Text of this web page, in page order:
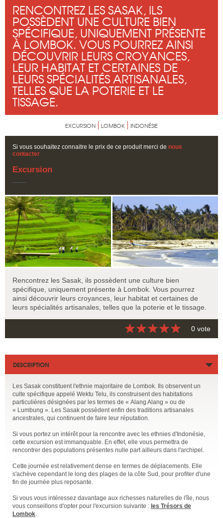
RENCONTREZ LES SASAK, ILS
POSSÈDENT UNE CULTURE BIEN
SPÉCIFIQUE, UNIQUEMENT PRÉSENTE
À LOMBOK. VOUS POURREZ AINSI
DÉCOUVRIR LEURS CROYANCES,
LEUR HABITAT ET CERTAINES DE
LEURS SPÉCIALITÉS ARTISANALES,
TELLES QUE LA POTERIE ET LE
TISSAGE.
EXCURSION LOMBOK INDONÉSIE
Si vous souhaitez connaitre le prix de ce produit merci de nous
contacter
Excursion
Rencontrez les Sasak, ils possèdent une culture bien
spécifique, uniquement présente à Lombok. Vous pourrez
ainsi découvrir leurs croyances, leur habitat et certaines de
leurs spécialités artisanales, telles que la poterie et le tissage.
0 vote
DESCRIPTION
Les Sasak constituent l'ethnie majoritaire de Lombok. Ils observent un
culte spécifique appelé Wektu Telu, ils construisent des habitations
particulières désignées par les termes de « Alang Alang » ou de
« Lumbung ». Les Sasak possèdent enfin des traditions artisanales
ancestrales, qui continuent de faire leur réputation.
Si vous portez un intérêt pour la rencontre avec les ethnies d'Indonésie,
cette excursion est immanquable. En effet, elle vous permettra de
rencontrer des populations présentes nulle part ailleurs dans l'archipel.
Cette journée est relativement dense en termes de déplacements. Elle
s'achève cependant le long des plages de la côte Sud, pour profiter d'une
fin de journée plus reposante.
Si vous vous intéressez davantage aux richesses naturelles de l'île, nous
vous conseillons d'opter pour l'excursion suivante : les Trésors de
Lombok